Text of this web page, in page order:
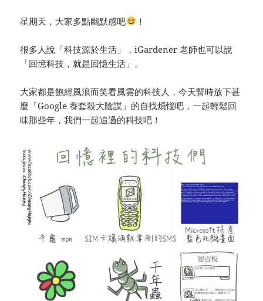
星期天，大家多點幽默感吧 ！
很多人說「科技源於生活」，iGardener 老師也可以說
「回憶科技，就是回憶生活」。
大家都是飽經風浪而笑看風雲的科技人，今天暫時放下甚
麼「Google 養套殺大陰謀」的自找煩惱吧，一起輕鬆回
味那些年，我們一起追過的科技吧！